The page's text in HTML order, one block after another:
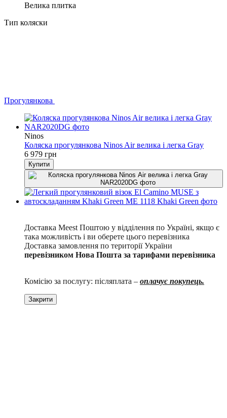
Велика плитка
Тип коляски
Прогулянкова
Ninos
Коляска прогулянкова Ninos Air велика і легка Gray
6 979 грн
Купити
Доставка Meest Поштою у відділення по Україні, якщо є
така можливість і ви оберете цього перевізника
Доставка замовлення по території України
перевізником Нова Пошта за тарифами перевізника
Комісію за послугу: післяплата – оплачує покупець.
Закрити